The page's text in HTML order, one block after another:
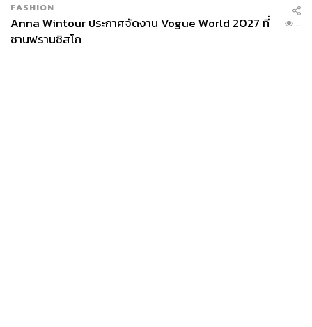
FASHION
Anna Wintour ประกาศจัดงาน Vogue World 2027 ที่
ซานฟรานซิสโก
...